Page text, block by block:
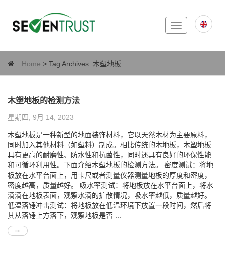
Toggle
navigation
Home > Tag Archives: 木塑地板
木塑地板的检测方法
星期四, 9月 14, 2023
木塑地板是一种新型的地面装饰材料，它以天然木材为主要原料，
同时加入其他材料（如塑料）制成。相比传统的木地板，木塑地板
具有更高的耐磨性、防水性和抗菌性，同时还具有良好的环保性能
和可循环利用性。下面介绍木塑地板的检测方法。 密度测试：将地
板放在水平台面上，用卡尺或者测量仪器测量地板的厚度和密度，
密度越高，质量越好。 吸水率测试：将地板放在水平台面上，将水
滴滴在地板表面，观察水滴的扩散情况，吸水率越低，质量越好。
低温落锤冲击测试：将地板放在低温环境下放置一段时间，然后将
其从落锤上方落下，观察地板是否 ...